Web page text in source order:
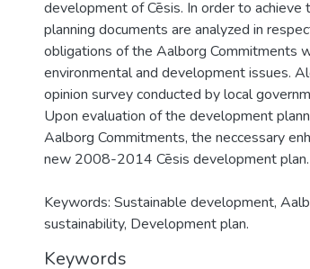
development of Cēsis. In order to
planning documents are analyzed in
obligations of the Aalborg Commitments
environmental and development issues.
opinion survey conducted by local
Upon evaluation of the development
Aalborg Commitments, the neccessary
new 2008-2014 Cēsis development plan.
Keywords: Sustainable development,
sustainability, Development plan.
Keywords